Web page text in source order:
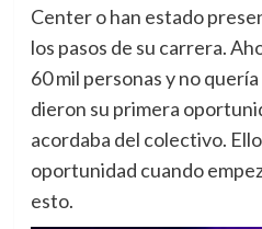
Center o han estado
los pasos de su carrera.
60 mil personas y no
dieron su primera
acordaba del colectivo.
oportunidad cuando
esto.